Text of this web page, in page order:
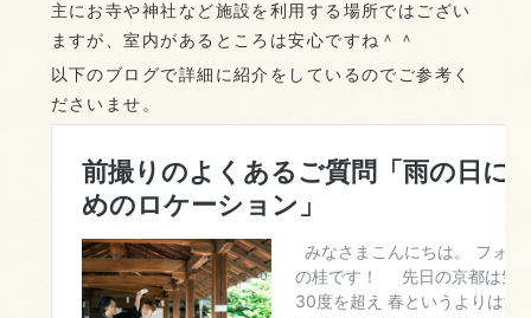
主にお寺や神社など施設を利用する場所ではござい
ますが、室内があるところは安心ですね＾＾
以下のブログで詳細に紹介をしているのでご参考く
ださいませ。